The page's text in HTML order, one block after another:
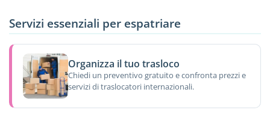
Servizi essenziali per espatriare
Organizza il tuo trasloco
Chiedi un preventivo gratuito e confronta prezzi e
servizi di traslocatori internazionali.